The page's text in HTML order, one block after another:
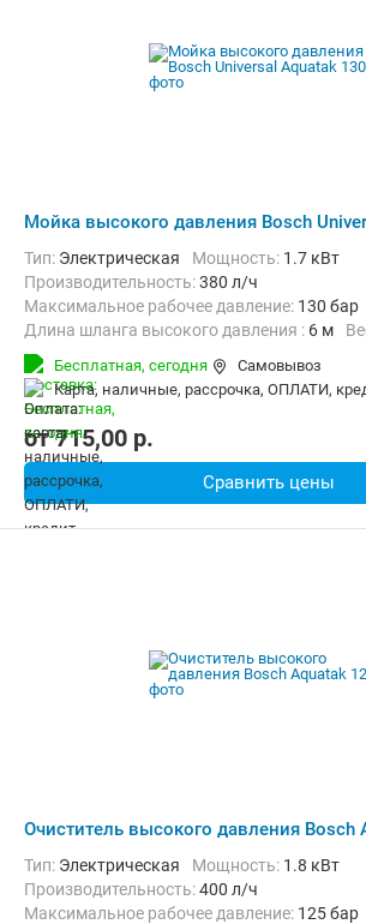
Мойка высокого давления Bosch
Тип: Электрическая Мощность: 1.7 кВт
Производительность:380 л/ч
Максимальное рабочее давление: 130 бар
Длина шланга высокого давления : 6 м
Бесплатная, сегодня
Самовывоз
карта, наличные, рассрочка, ОПЛАТИ,
от715,00 p.
Сравнить цены
Очиститель высокого давления Bosch
Тип: Электрическая Мощность: 1.8 кВт
Производительность:400 л/ч
Максимальное рабочее давление: 125 бар